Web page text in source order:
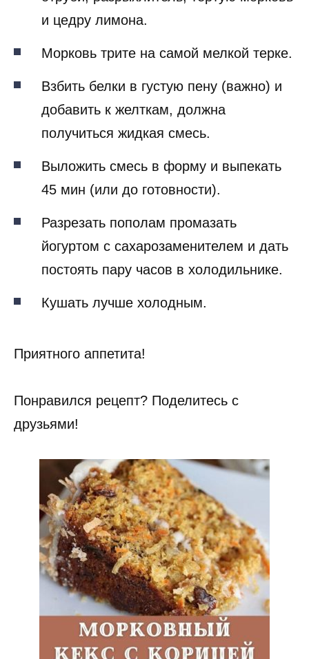
и цедру лимона.
Морковь трите на самой мелкой терке.
Взбить белки в густую пену (важно) и
добавить к желткам, должна
получиться жидкая смесь.
Выложить смесь в форму и выпекать
45 мин (или до готовности).
Разрезать пополам промазать
йогуртом с сахарозаменителем и дать
постоять пару часов в холодильнике.
Кушать лучше холодным.
Приятного аппетита!
Понравился рецепт? Поделитесь с
друзьями!